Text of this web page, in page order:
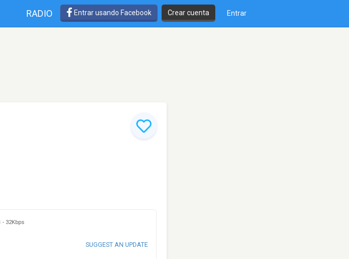
RADIO Entrar usando Facebook Crear cuenta Entrar
- 32Kbps
SUGGEST AN UPDATE